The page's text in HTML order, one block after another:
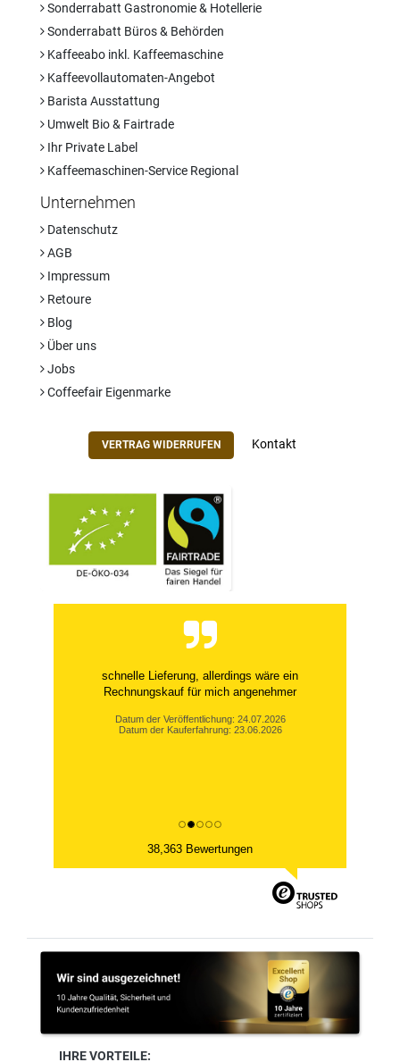
Sonderrabatt Gastronomie & Hotellerie
Sonderrabatt Büros & Behörden
Kaffeeabo inkl. Kaffeemaschine
Kaffeevollautomaten-Angebot
Barista Ausstattung
Umwelt Bio & Fairtrade
Ihr Private Label
Kaffeemaschinen-Service Regional
Unternehmen
Datenschutz
AGB
Impressum
Retoure
Blog
Über uns
Jobs
Coffeefair Eigenmarke
VERTRAG WIDERRUFEN Kontakt
schnelle Lieferung, allerdings wäre ein
Rechnungskauf für mich angenehmer
Datum der Veröffentlichung: 24.07.2026
Datum der Kauferfahrung: 23.06.2026
38,363 Bewertungen
IHRE VORTEILE: